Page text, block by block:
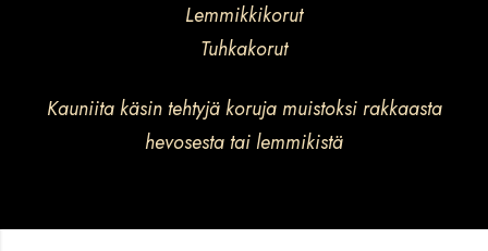
Lemmikkikorut
Tuhkakorut
Kauniita käsin tehtyjä koruja muistoksi rakkaasta
hevosesta tai lemmikistä